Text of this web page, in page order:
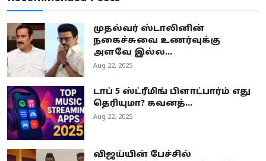
முதல்வர் ஸ்டாலினின்
நகைச்சுவை உணர்வுக்கு
அளவே இல்ல...
Aug 22, 2025
டாப் 5 ஸ்ட்ரீமிங் பிளாட்பார்ம் எது
தெரியுமா? கவனத்...
Aug 22, 2025
விஜய்யின் பேச்சில்